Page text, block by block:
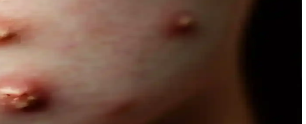
Güncel trendler ve bilimsel araştırmalar, doğallığın güzellikteki önemini vurguluyor.
formülleri ve Palmolive Naturals’in hafif yapısı, çeşitli boyut ve fiyat seçenekleriyle
göz çevresine uygun bakım sağlar.